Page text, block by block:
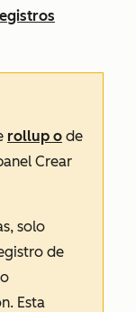
rollup o de
Crear
, solo
de
Esta